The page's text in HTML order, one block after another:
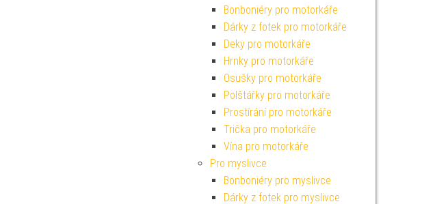
Bonboniéry pro motorkáře
Dárky z fotek pro motorkáře
Deky pro motorkáře
Hrnky pro motorkáře
Osušky pro motorkáře
Polštářky pro motorkáře
Prostírání pro motorkáře
Trička pro motorkáře
Vína pro motorkáře
Pro myslivce
Bonboniéry pro myslivce
Dárky z fotek pro myslivce